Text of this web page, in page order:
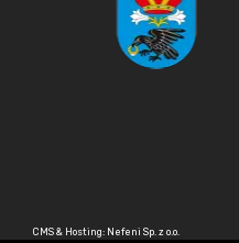
CMS & Hosting: Nefeni Sp. z o.o.